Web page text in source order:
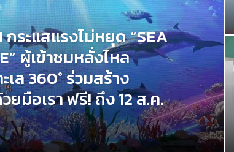
ระแสแรงไม่หยุด “SEA
ผู้เข้าชมหลั่งไหล
ล 360° ร่วมสร้าง
ยมือเรา ฟรี! ถึง 12 ส.ค.